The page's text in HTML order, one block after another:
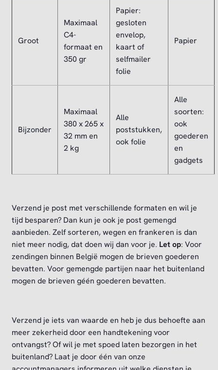
Groot
Maximaal
C4-
formaat en
350 gr
Papier:
gesloten
envelop,
kaart of
selfmailer
folie
Papier
Bijzonder
Maximaal
380 x 265 x
32 mm en
2 kg
Alle
poststukken,
ook folie
Alle
soorten:
ook
goederen
en
gadgets
Verzend je post met verschillende formaten en wil je
tijd besparen? Dan kun je ook je post gemengd
aanbieden. Zelf sorteren, wegen en frankeren is dan
niet meer nodig, dat doen wij dan voor je. Let op: Voor
zendingen binnen België mogen de brieven goederen
bevatten. Voor gemengde partijen naar het buitenland
mogen de brieven géén goederen bevatten.
Verzend je iets van waarde en heb je dus behoefte aan
meer zekerheid door een handtekening voor
ontvangst? Of wil je met spoed laten bezorgen in het
buitenland? Laat je door één van onze